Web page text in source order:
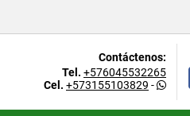
Contáctenos:
Tel. +576045532265
Cel. +573155103829 -